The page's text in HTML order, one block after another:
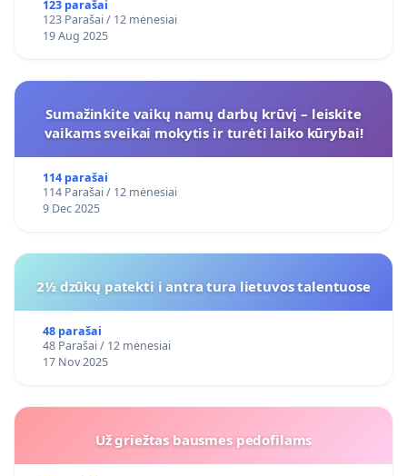
123 parašai
123 Parašai / 12 mėnesiai
19 Aug 2025
Sumažinkite vaikų namų darbų krūvį – leiskite
vaikams sveikai mokytis ir turėti laiko kūrybai!
114 parašai
114 Parašai / 12 mėnesiai
9 Dec 2025
2½ dzūkų patekti i antra tura lietuvos talentuose
48 parašai
48 Parašai / 12 mėnesiai
17 Nov 2025
Už griežtas bausmes pedofilams